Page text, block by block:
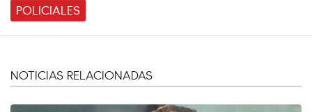
POLICIALES
NOTICIAS RELACIONADAS